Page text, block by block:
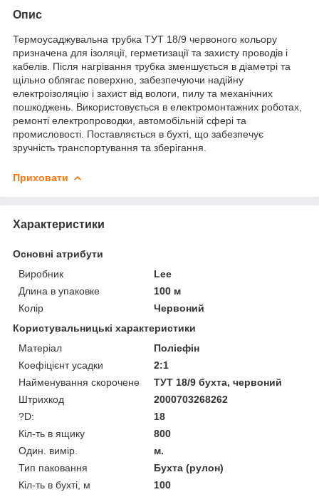
Опис
Термоусаджувальна трубка ТУТ 18/9 червоного кольору
призначена для ізоляції, герметизації та захисту проводів і
кабелів. Після нагрівання трубка зменшується в діаметрі та
щільно облягає поверхню, забезпечуючи надійну
електроізоляцію і захист від вологи, пилу та механічних
пошкоджень. Використовується в електромонтажних роботах,
ремонті електропроводки, автомобільній сфері та
промисловості. Поставляється в бухті, що забезпечує
зручність транспортування та зберігання.
Приховати
Характеристики
Основні атрибути
Виробник
Lee
Длина в упаковке
100 м
Колір
Червоний
Користувальницькі характеристики
Матеріал
Поліефін
Коефіцієнт усадки
2:1
Найменування скорочене
ТУТ 18/9 бухта, червоний
Штрихкод
2000703268262
?D:
18
Кіл-ть в ящику
800
Один. вимір.
м.
Тип паковання
Бухта (рулон)
Кіл-ть в бухті, м
100